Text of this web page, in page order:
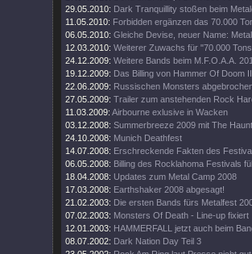
29.05.2010: Dark Tranquillity stoßen beim
11.05.2010: Forbidden ergänzen das 70.000
06.05.2010: Gleiche Devise, neuer Name:
12.03.2010: Weiterer Zuwachs für "70.000
24.12.2009: Weitere Bands beim M.F.O.A.A.
19.12.2009: Das Billing von Hammer Of Doom
22.06.2009: Russischen Monsters
27.05.2009: Trailer zum anstehenden Rock
11.03.2009: Airbourne exlusive in Wacken
03.12.2008: Summerbreeze 2009 mit The
24.10.2008: Munich Deathfest
14.07.2008: Erschreckende Fakten des
06.05.2008: Billing des Rocklahoma Festivals
18.04.2008: Updates zum Metal Camp 2008
17.03.2008: Earthshaker 2008 abgesagt!
21.02.2003: Die ersten Bands fürs Metalfest
07.02.2003: Monsters Of Death - Line-up fixiert
12.01.2003: HAMMERFALL jetzt auch beim
08.07.2002: Dark Nation Day Teil 3